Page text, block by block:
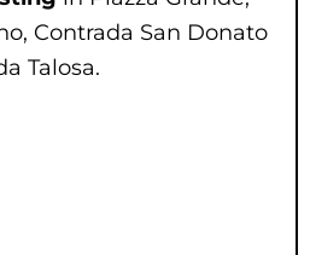
Contrada San Donato
Talosa.